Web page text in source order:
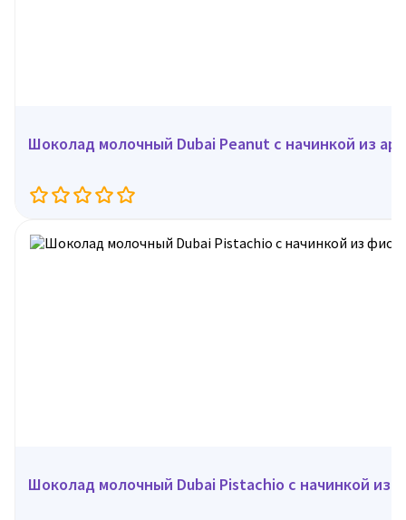
Шоколад молочный Dubai Peanut с начинкой из
Шоколад молочный Dubai Pistachio с начинкой из